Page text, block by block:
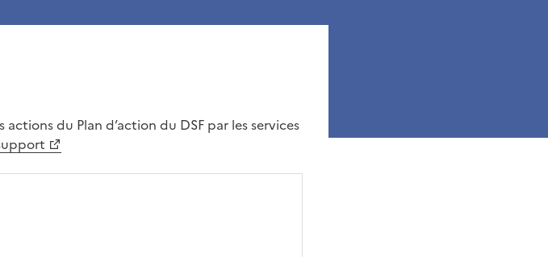
du Plan d’action du DSF par les services